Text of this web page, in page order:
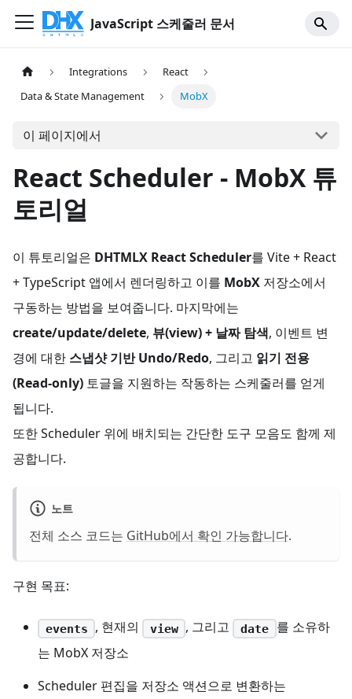
JavaScript 스케줄러 문서
Integrations
React
Data & State Management
MobX
이 페이지에서
React Scheduler - MobX 튜
토리얼
이 튜토리얼은 DHTMLX React Scheduler를 Vite + React
+ TypeScript 앱에서 렌더링하고 이를 MobX 저장소에서
구동하는 방법을 보여줍니다. 마지막에는
create/update/delete, 뷰(view) + 날짜 탐색, 이벤트 변
경에 대한 스냅샷 기반 Undo/Redo, 그리고 읽기 전용
(Read-only) 토글을 지원하는 작동하는 스케줄러를 얻게
됩니다.
또한 Scheduler 위에 배치되는 간단한 도구 모음도 함께 제
공합니다.
노트
전체 소스 코드는 GitHub에서 확인 가능합니다.
구현 목표:
events , 현재의 view , 그리고 date 를 소유하
는 MobX 저장소
Scheduler 편집을 저장소 액션으로 변환하는